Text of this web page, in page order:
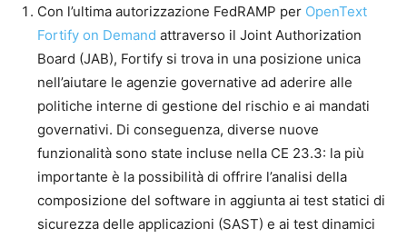
Con l’ultima autorizzazione FedRAMP per OpenText
Fortify on Demand attraverso il Joint Authorization
Board (JAB), Fortify si trova in una posizione unica
nell’aiutare le agenzie governative ad aderire alle
politiche interne di gestione del rischio e ai mandati
governativi. Di conseguenza, diverse nuove
funzionalità sono state incluse nella CE 23.3: la più
importante è la possibilità di offrire l’analisi della
composizione del software in aggiunta ai test statici di
sicurezza delle applicazioni (SAST) e ai test dinamici